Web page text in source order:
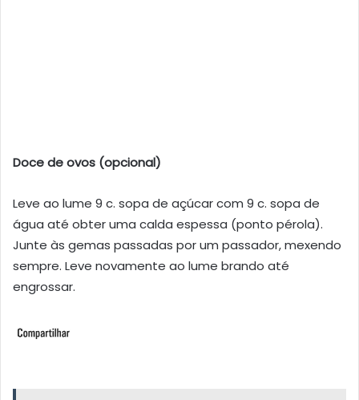
Doce de ovos (opcional)
Leve ao lume 9 c. sopa de açúcar com 9 c. sopa de
água até obter uma calda espessa (ponto pérola).
Junte às gemas passadas por um passador, mexendo
sempre. Leve novamente ao lume brando até
engrossar.